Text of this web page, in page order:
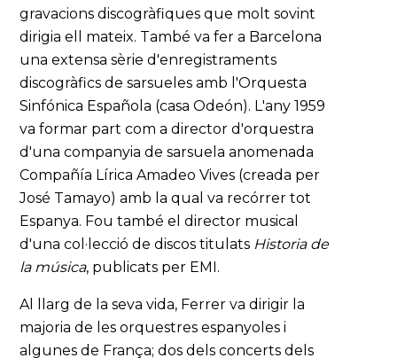
gravacions discogràfiques que molt sovint
dirigia ell mateix. També va fer a Barcelona
una extensa sèrie d'enregistraments
discogràfics de sarsueles amb l'Orquesta
Sinfónica Española (casa Odeón). L'any 1959
va formar part com a director d'orquestra
d'una companyia de sarsuela anomenada
Compañía Lírica Amadeo Vives (creada per
José Tamayo) amb la qual va recórrer tot
Espanya. Fou també el director musical
d'una col·lecció de discos titulats Historia de
la música, publicats per EMI.
Al llarg de la seva vida, Ferrer va dirigir la
majoria de les orquestres espanyoles i
algunes de França; dos dels concerts dels